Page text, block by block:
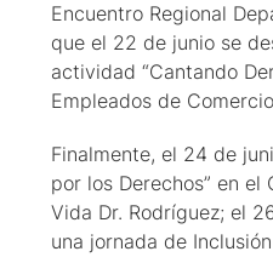
Encuentro Regional
que el 22 de junio se
actividad “Cantando
Empleados de
Finalmente, el 24 de
por los Derechos” en
Vida Dr. Rodríguez; el
una jornada de